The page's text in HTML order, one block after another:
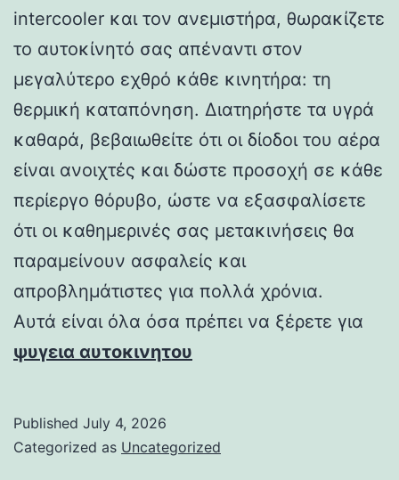
intercooler και τον ανεμιστήρα, θωρακίζετε
το αυτοκίνητό σας απέναντι στον
μεγαλύτερο εχθρό κάθε κινητήρα: τη
θερμική καταπόνηση. Διατηρήστε τα υγρά
καθαρά, βεβαιωθείτε ότι οι δίοδοι του αέρα
είναι ανοιχτές και δώστε προσοχή σε κάθε
περίεργο θόρυβο, ώστε να εξασφαλίσετε
ότι οι καθημερινές σας μετακινήσεις θα
παραμείνουν ασφαλείς και
απροβλημάτιστες για πολλά χρόνια.
Αυτά είναι όλα όσα πρέπει να ξέρετε για
ψυγεια αυτοκινητου
Published July 4, 2026
Categorized as Uncategorized